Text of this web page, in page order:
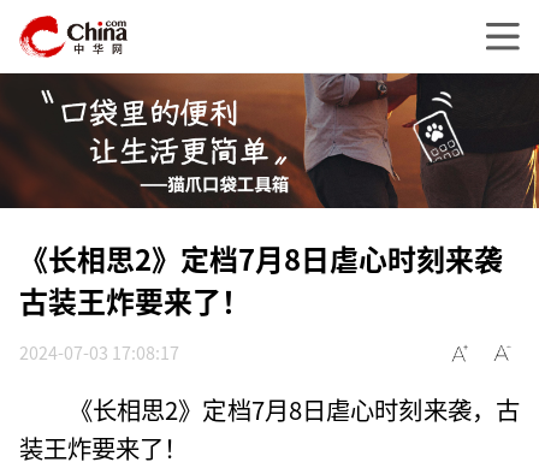
《长相思2》定档7月8日虐心时刻来袭
古装王炸要来了！
2024-07-03 17:08:17
《长相思2》定档7月8日虐心时刻来袭，古
装王炸要来了！